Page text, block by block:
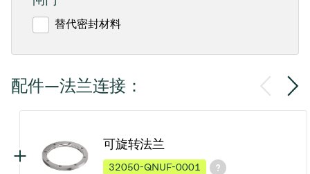
替代密封材料
配件—法兰连接：
可旋转法兰
32050-QNUF-0001